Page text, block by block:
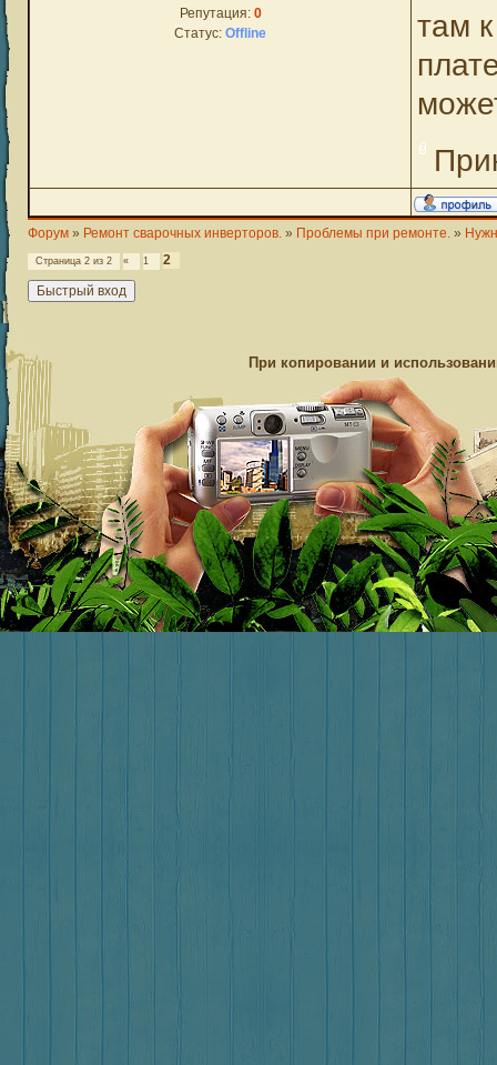
Репутация: 0
Статус: Offline
там
Форум » Ремонт сварочных инверторов. » Проблемы при ремонте. »
Страница 2 из 2 « 1 2
При копировании и